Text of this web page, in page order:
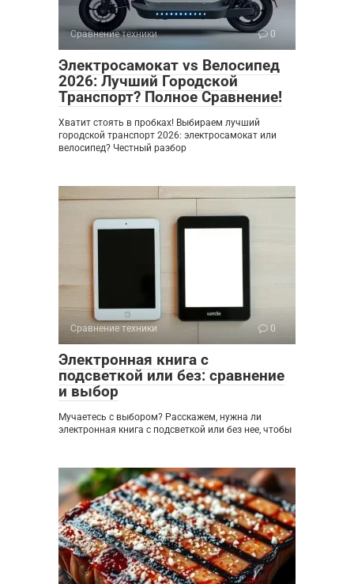
Сравнение техники 0
Электросамокат vs Велосипед
2026: Лучший Городской
Транспорт? Полное Сравнение!
Хватит стоять в пробках! Выбираем лучший
городской транспорт 2026: электросамокат или
велосипед? Честный разбор
Сравнение техники 0
Электронная книга с
подсветкой или без: сравнение
и выбор
Мучаетесь с выбором? Расскажем, нужна ли
электронная книга с подсветкой или без нее, чтобы